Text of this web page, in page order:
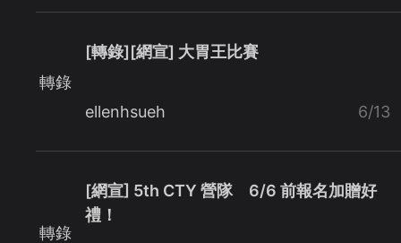
轉錄
[轉錄][網宣] 大胃王比賽
ellenhsueh 6/13
轉錄
[網宣] 5th CTY 營隊 6/6 前報名加贈好
禮！